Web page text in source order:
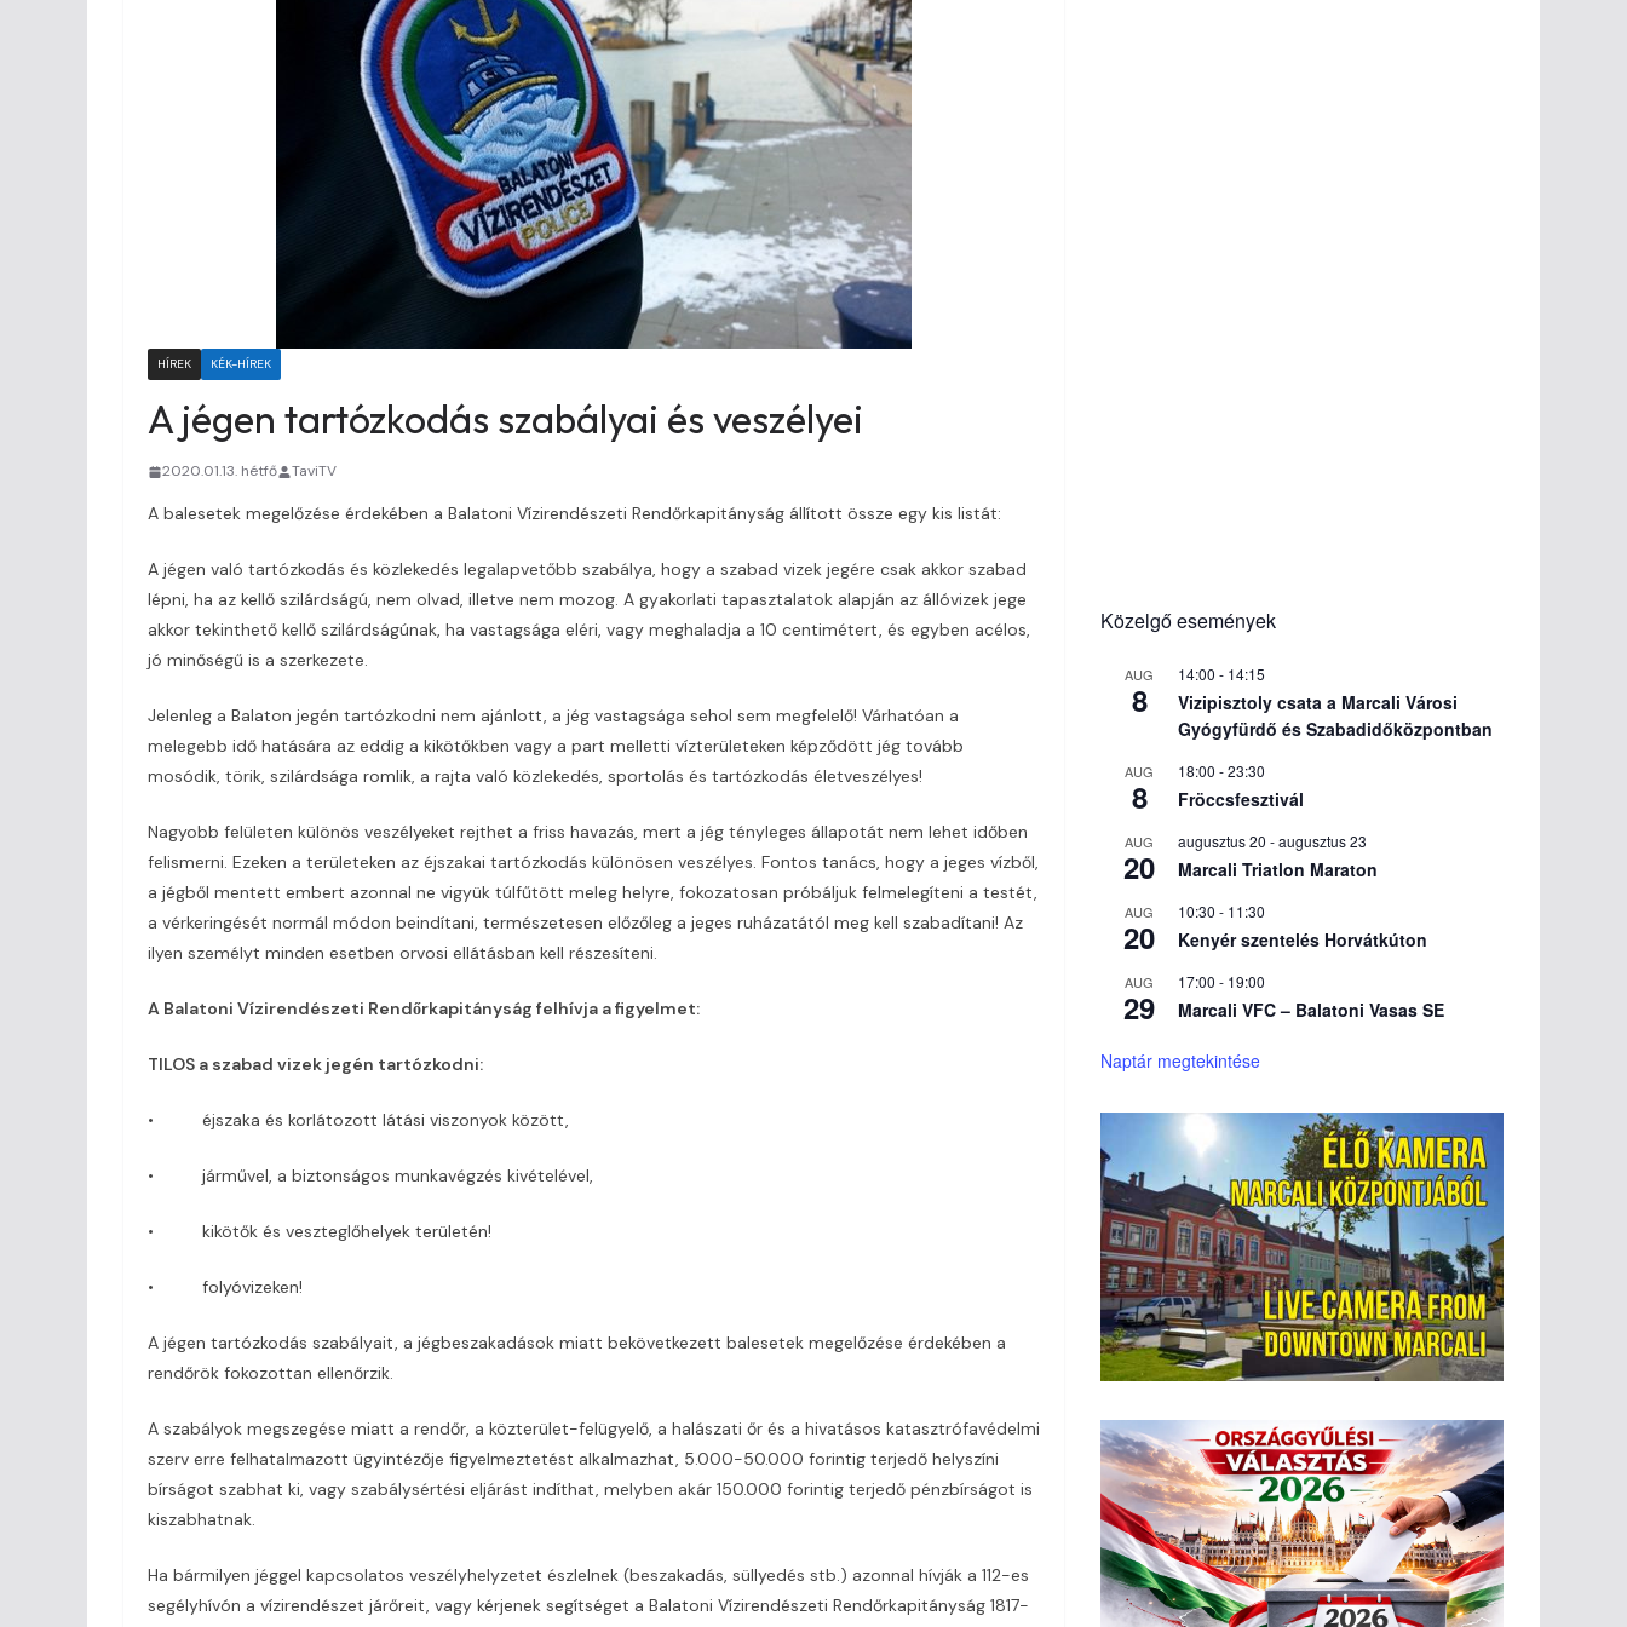
HÍREK KÉK-HÍREK
A jégen tartózkodás szabályai és veszélyei
2020.01.13. hétfő TaviTV
A balesetek megelőzése érdekében a Balatoni Vízirendészeti Rendőrkapitányság állított össze egy kis listát:
A jégen való tartózkodás és közlekedés legalapvetőbb szabálya, hogy a szabad vizek jegére csak akkor szabad
lépni, ha az kellő szilárdságú, nem olvad, illetve nem mozog. A gyakorlati tapasztalatok alapján az állóvizek jege
akkor tekinthető kellő szilárdságúnak, ha vastagsága eléri, vagy meghaladja a 10 centimétert, és egyben acélos,
jó minőségű is a szerkezete.
Jelenleg a Balaton jegén tartózkodni nem ajánlott, a jég vastagsága sehol sem megfelelő! Várhatóan a
melegebb idő hatására az eddig a kikötőkben vagy a part melletti vízterületeken képződött jég tovább
mosódik, törik, szilárdsága romlik, a rajta való közlekedés, sportolás és tartózkodás életveszélyes!
Nagyobb felületen különös veszélyeket rejthet a friss havazás, mert a jég tényleges állapotát nem lehet időben
felismerni. Ezeken a területeken az éjszakai tartózkodás különösen veszélyes. Fontos tanács, hogy a jeges vízből,
a jégből mentett embert azonnal ne vigyük túlfűtött meleg helyre, fokozatosan próbáljuk felmelegíteni a testét,
a vérkeringését normál módon beindítani, természetesen előzőleg a jeges ruházatától meg kell szabadítani! Az
ilyen személyt minden esetben orvosi ellátásban kell részesíteni.
A Balatoni Vízirendészeti Rendőrkapitányság felhívja a figyelmet:
TILOS a szabad vizek jegén tartózkodni:
• éjszaka és korlátozott látási viszonyok között,
• járművel, a biztonságos munkavégzés kivételével,
• kikötők és veszteglőhelyek területén!
• folyóvizeken!
A jégen tartózkodás szabályait, a jégbeszakadások miatt bekövetkezett balesetek megelőzése érdekében a
rendőrök fokozottan ellenőrzik.
A szabályok megszegése miatt a rendőr, a közterület-felügyelő, a halászati őr és a hivatásos katasztrófavédelmi
szerv erre felhatalmazott ügyintézője figyelmeztetést alkalmazhat, 5.000-50.000 forintig terjedő helyszíni
bírságot szabhat ki, vagy szabálysértési eljárást indíthat, melyben akár 150.000 forintig terjedő pénzbírságot is
kiszabhatnak.
Ha bármilyen jéggel kapcsolatos veszélyhelyzetet észlelnek (beszakadás, süllyedés stb.) azonnal hívják a 112-es
segélyhívón a vízirendészet járőreit, vagy kérjenek segítséget a Balatoni Vízirendészeti Rendőrkapitányság 1817-
Közelgő események
AUG
8
14:00 - 14:15
Vizipisztoly csata a Marcali Városi
Gyógyfürdő és Szabadidőközpontban
AUG
8
18:00 -23:30
Fröccsfesztivál
AUG
20
augusztus 20 -augusztus 23
Marcali Triatlon Maraton
AUG
20
10:30 - 11:30
Kenyér szentelés Horvátkúton
AUG
29
17:00 - 19:00
Marcali VFC – Balatoni Vasas SE
Naptár megtekintése